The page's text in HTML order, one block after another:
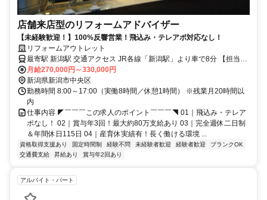
店舗来店型のリフォームアドバイザー
【未経験歓迎！】100%反響営業！飛込み・テレアポ対応なし！
リフォームアウトレット
最寄駅 新潟駅 交通アクセス JR各線「新潟駅」より車で8分 【担当エ
リア】 ★店舗から車で30分圏内 ★転居を伴う転勤なし ※マイカー通
勤OK ※異動・転勤あり
月給270,000円～330,000円
新潟県新潟市中央区
勤務時間 8:00～17:00（実働8時間／休憩1時間） ※残業月20時間以
内
仕事内容 ◤￣￣￣この求人のポイント￣￣￣◥ 01｜飛込み・テレア
ポなし！ 02｜賞与年3回！最大約80万支給あり 03｜完全週休二日制
＆年間休日115日 04｜産育休実績有！長く働ける環境 ...
資格取得支援あり 固定時間制 経験不問 未経験者歓迎 経験者歓迎
ブランクOK
交通費支給
昇給あり 賞与年2回あり
アルバイト・パート